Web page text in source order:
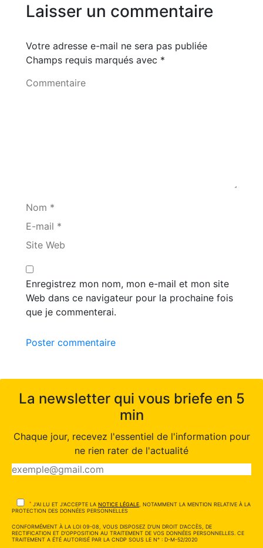
Laisser un commentaire
Votre adresse e-mail ne sera pas publiée
Champs requis marqués avec *
Commentaire
Nom *
E-mail *
Site Web
Enregistrez mon nom, mon e-mail et mon site
Web dans ce navigateur pour la prochaine fois
que je commenterai.
Poster commentaire
La newsletter qui vous briefe en 5
min
Chaque jour, recevez l'essentiel de l'information pour
ne rien rater de l'actualité
* J'AI LU ET J'ACCEPTE LA NOTICE LÉGALE , NOTAMMENT LA MENTION RELATIVE À LA
PROTECTION DES DONNÉES PERSONNELLES
CONFORMÉMENT À LA LOI 09-08, VOUS DISPOSEZ D'UN DROIT D'ACCÈS, DE
RECTIFICATION ET D'OPPOSITION AU TRAITEMENT DE VOS DONNÉES PERSONNELLES. CE
TRAITEMENT A ÉTÉ AUTORISÉ PAR LA CNDP SOUS LE N° : D-M-52/2020